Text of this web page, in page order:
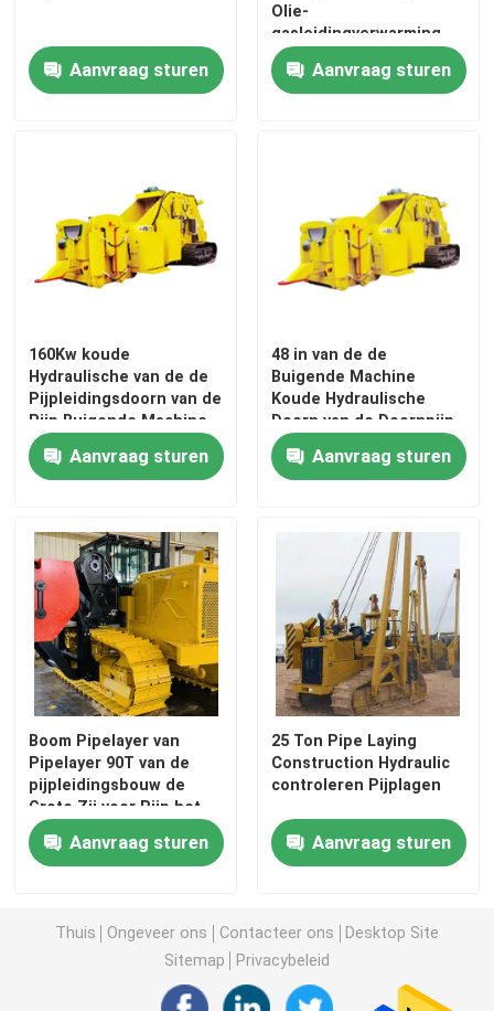
Aanvraag sturen
Olie-
gasleidingverwarming
Aanvraag sturen
160Kw koude
Hydraulische van de de
Pijpleidingsdoorn van de
Pijp Buigende Machine
de Buisbuigmachine
Aanvraag sturen
48 in van de de
Buigende Machine
Koude Hydraulische
Doorn van de Doornpijp
de Pijpbuigmachine
Aanvraag sturen
Boom Pipelayer van
Pipelayer 90T van de
pijpleidingsbouw de
Grote Zij voor Pijp het
Leggen
Aanvraag sturen
25 Ton Pipe Laying
Construction Hydraulic
controleren Pijplagen
Aanvraag sturen
Thuis Ongeveer ons Contacteer ons
Desktop Site
Sitemap
Privacybeleid